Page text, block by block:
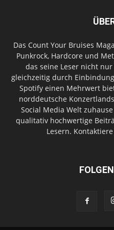
Das Count Your Bruises
Punkrock, Hardcore und
das seine Leser nicht
gleichzeitig durch
Spotify einen Mehrwert
norddeutsche
Social Media Welt
qualitativ hochwertige
Lesern.